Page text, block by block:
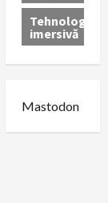
Tehnologie
imersivă
Mastodon